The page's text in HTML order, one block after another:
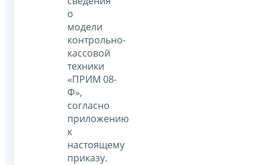
о
модели
контрольно-
кассовой
техники
«ПРИМ 08-
Ф»,
согласно
приложению
к
настоящему
приказу.